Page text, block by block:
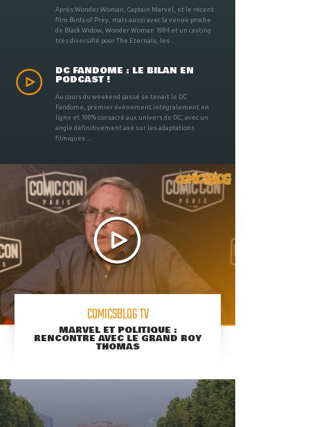
Après Wonder Woman, Captain Marvel, et le récent
film Birds of Prey, mais aussi avec la venue proche
de Black Widow, Wonder Woman 1984 et un casting
très diversifié pour The Eternals, les ...
DC FANDOME : LE BILAN EN
PODCAST !
Au cours du weekend passé se tenait le DC
Fandome, premier évènement intégralement en
ligne et 100% consacré aux univers de DC, avec un
angle définitivement axé sur les adaptations
filmiques ...
COMICSBLOG TV
MARVEL ET POLITIQUE :
RENCONTRE AVEC LE GRAND ROY
THOMAS